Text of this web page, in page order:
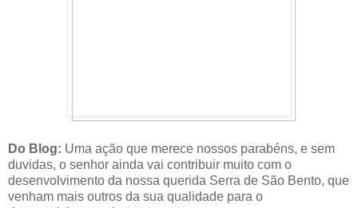
Do Blog: Uma ação que merece nossos parabéns, e sem
duvidas, o senhor ainda vai contribuir muito com o
desenvolvimento da nossa querida Serra de São Bento, que
venham mais outros da sua qualidade para o